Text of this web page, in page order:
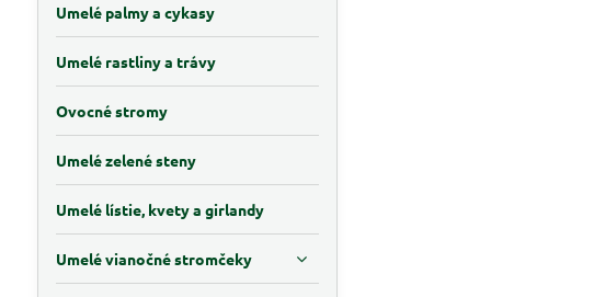
Umelé palmy a cykasy
Umelé rastliny a trávy
Ovocné stromy
Umelé zelené steny
Umelé lístie, kvety a girlandy
Umelé vianočné stromčeky